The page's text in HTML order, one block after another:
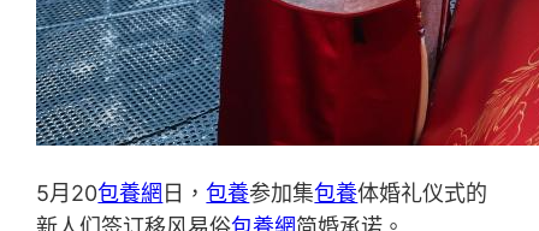
5月20包養網 日，包養参加集包養体婚礼仪式的